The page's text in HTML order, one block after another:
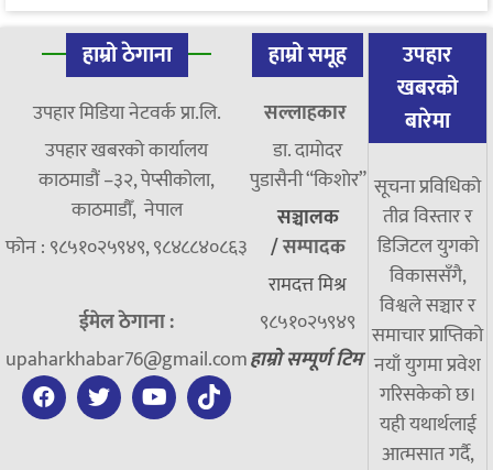
हाम्रो ठेगाना
उपहार मिडिया नेटवर्क प्रा.लि.
उपहार खबरको कार्यालय
काठमाडौं –३२, पेप्सीकोला,
काठमाडौँ, नेपाल
फोन : ९८५१०२५९४९, ९८४८८४०८६३
ईमेल ठेगाना :
upaharkhabar76@gmail.com
हाम्रो समूह
सल्लाहकार
डा. दामाेदर
पुडासैनी “किशाेर”
सञ्चालक
/सम्पादक
रामदत्त मिश्र
९८५१०२५९४९
हाम्रो सम्पूर्ण टिम
उपहार
खबरको
बारेमा
सूचना प्रविधिको
तीव्र विस्तार र
डिजिटल युगको
विकाससँगै,
विश्वले सञ्चार र
समाचार प्राप्तिको
नयाँ युगमा प्रवेश
गरिसकेको छ।
यही यथार्थलाई
आत्मसात गर्दै,